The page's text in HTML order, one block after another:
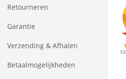
Retourneren
Garantie
Verzending & Afhalen
Betaalmogelijkheden